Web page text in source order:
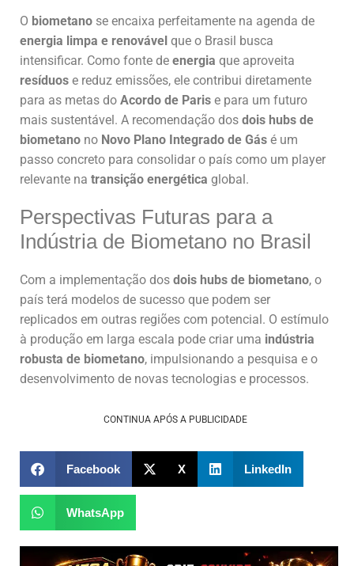
O biometano se encaixa perfeitamente na agenda de
energia limpa e renovável que o Brasil busca
intensificar. Como fonte de energia que aproveita
resíduos e reduz emissões, ele contribui diretamente
para as metas do Acordo de Paris e para um futuro
mais sustentável. A recomendação dos dois hubs de
biometano no Novo Plano Integrado de Gás é um
passo concreto para consolidar o país como um player
relevante na transição energética global.
Perspectivas Futuras para a
Indústria de Biometano no Brasil
Com a implementação dos dois hubs de biometano, o
país terá modelos de sucesso que podem ser
replicados em outras regiões com potencial. O estímulo
à produção em larga escala pode criar uma indústria
robusta de biometano, impulsionando a pesquisa e o
desenvolvimento de novas tecnologias e processos.
CONTINUA APÓS A PUBLICIDADE
Facebook X LinkedIn
WhatsApp